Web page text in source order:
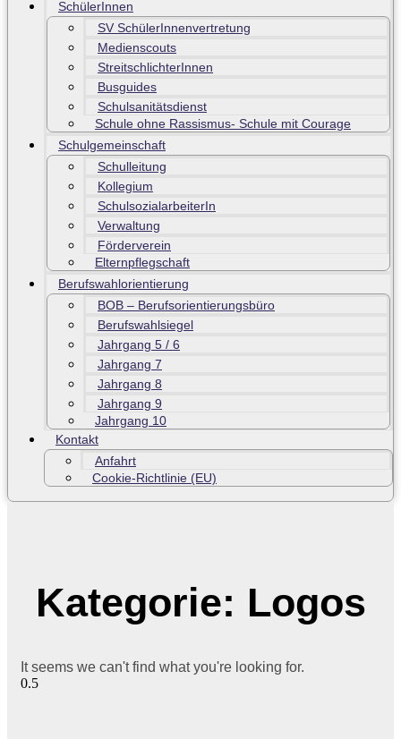
SchülerInnen
SV SchülerInnenvertretung
Medienscouts
StreitschlichterInnen
Busguides
Schulsanitätsdienst
Schule ohne Rassismus- Schule mit Courage
Schulgemeinschaft
Schulleitung
Kollegium
SchulsozialarbeiterIn
Verwaltung
Förderverein
Elternpflegschaft
Berufswahlorientierung
BOB – Berufsorientierungsbüro
Berufswahlsiegel
Jahrgang 5 / 6
Jahrgang 7
Jahrgang 8
Jahrgang 9
Jahrgang 10
Kontakt
Anfahrt
Cookie-Richtlinie (EU)
Kategorie: Logos
It seems we can't find what you're looking for.